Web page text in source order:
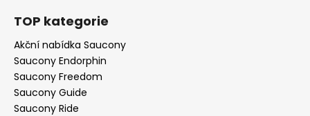
TOP kategorie
Akční nabídka Saucony
Saucony Endorphin
Saucony Freedom
Saucony Guide
Saucony Ride